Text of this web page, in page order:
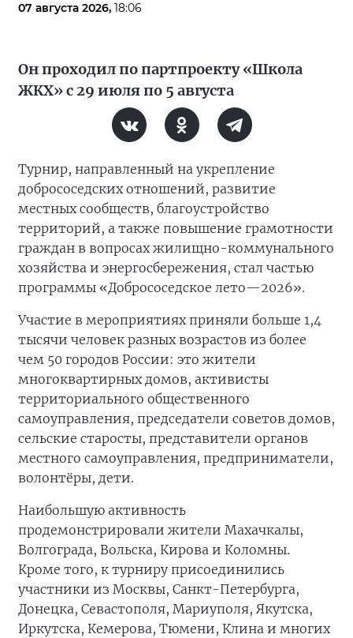
07 августа 2026, 18:06
Он проходил по партпроекту «Школа
ЖКХ» с 29 июля по 5 августа
Турнир, направленный на укрепление
добрососедских отношений, развитие
местных сообществ, благоустройство
территорий, а также повышение грамотности
граждан в вопросах жилищно-коммунального
хозяйства и энергосбережения, стал частью
программы «Добрососедское лето—2026».
Участие в мероприятиях приняли больше 1,4
тысячи человек разных возрастов из более
чем 50 городов России: это жители
многоквартирных домов, активисты
территориального общественного
самоуправления, председатели советов домов,
сельские старосты, представители органов
местного самоуправления, предприниматели,
волонтёры, дети.
Наибольшую активность
продемонстрировали жители Махачкалы,
Волгограда, Вольска, Кирова и Коломны.
Кроме того, к турниру присоединились
участники из Москвы, Санкт-Петербурга,
Донецка, Севастополя, Мариуполя, Якутска,
Иркутска, Кемерова, Тюмени, Клина и многих